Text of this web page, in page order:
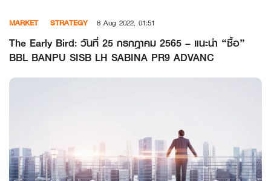
content
MARKET STRATEGY 8 Aug 2022, 01:51
The Early Bird: วันที่ 25 กรกฎาคม 2565 – แนะนำ “ซื้อ”
BBL BANPU SISB LH SABINA PR9 ADVANC